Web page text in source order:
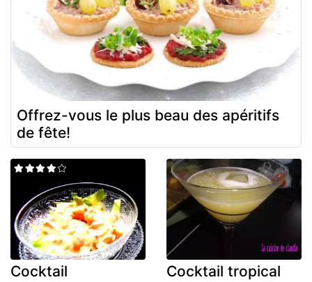
Offrez-vous le plus beau des apéritifs
de fête!
Cocktail
Cocktail tropical